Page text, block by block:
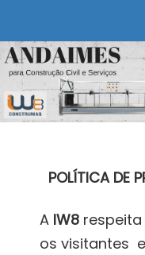
POLÍTICA DE
A IW8
os visitantes